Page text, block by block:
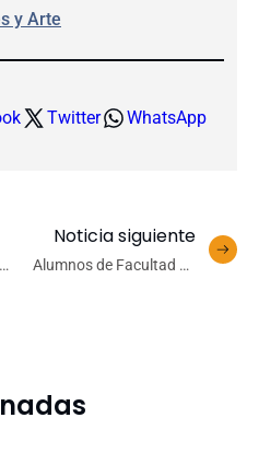
y Arte
Twitter WhatsApp
Noticia siguiente
Alumnos de Facultad de